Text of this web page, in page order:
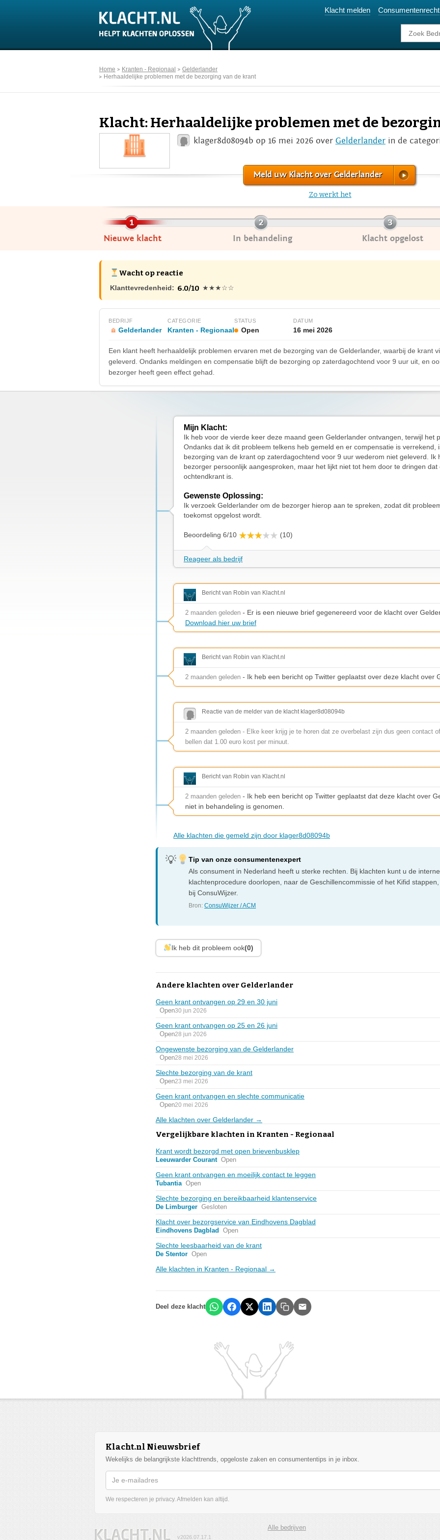
Klacht melden Consumentenrecht
Home Kranten - Regionaal
Gelderlander
Herhaaldelijke problemen met de bezorging van de krant
Klacht: Herhaaldelijke problemen met de
klager8d08094b op 16 mei 2026 over Gelderlander in de
Meld uw Klacht over Gelderlander
Zo werkt het
Nieuwe klacht In behandeling Klacht opgelost
Wacht op reactie
Klanttevredenheid: 6.0/10 ★★★☆☆
BEDRIJF
Gelderlander
CATEGORIE
Kranten - Regionaal
STATUS
Open
DATUM
16 mei 2026
Een klant heeft herhaaldelijk problemen ervaren met de bezorging van de Gelderlander, waarbij de krant
geleverd. Ondanks meldingen en compensatie blijft de bezorging op zaterdagochtend voor 9 uur uit, en
bezorger heeft geen effect gehad.
Mijn Klacht:
Ik heb voor de vierde keer deze maand geen Gelderlander ontvangen, terwijl het
Ondanks dat ik dit probleem telkens heb gemeld en er compensatie is verrekend,
bezorging van de krant op zaterdagochtend voor 9 uur wederom niet geleverd. Ik
bezorger persoonlijk aangesproken, maar het lijkt niet tot hem door te dringen dat
ochtendkrant is.
Gewenste Oplossing:
Ik verzoek Gelderlander om de bezorger hierop aan te spreken, zodat dit
toekomst opgelost wordt.
Beoordeling 6/10 (10)
Reageer als bedrijf
Bericht van Robin van Klacht.nl
2 maanden geleden - Er is een nieuwe brief gegenereerd voor de klacht over
Download hier uw brief
Bericht van Robin van Klacht.nl
2 maanden geleden - Ik heb een bericht op Twitter geplaatst over deze klacht over
Reactie van de melder van de klacht klager8d08094b
2 maanden geleden - Elke keer krijg je te horen dat ze overbelast zijn dus geen contact
bellen dat 1.00 euro kost per minuut.
Bericht van Robin van Klacht.nl
2 maanden geleden - Ik heb een bericht op Twitter geplaatst dat deze klacht over
niet in behandeling is genomen.
Alle klachten die gemeld zijn door klager8d08094b
Tip van onze consumentenexpert
Als consument in Nederland heeft u sterke rechten. Bij klachten kunt u de interne
klachtenprocedure doorlopen, naar de Geschillencommissie of het Kifid
bij ConsuWijzer.
Bron:ConsuWijzer / ACM
Ik heb dit probleem ook(0)
Andere klachten over Gelderlander
Geen krant ontvangen op 29 en 30 juni
Open30 jun 2026
Geen krant ontvangen op 25 en 26 juni
Open28 jun 2026
Ongewenste bezorging van de Gelderlander
Open28 mei 2026
Slechte bezorging van de krant
Open23 mei 2026
Geen krant ontvangen en slechte communicatie
Open20 mei 2026
Alle klachten over Gelderlander →
Vergelijkbare klachten in Kranten - Regionaal
Krant wordt bezorgd met open brievenbusklep
Leeuwarder Courant Open
Geen krant ontvangen en moeilijk contact te leggen
Tubantia Open
Slechte bezorging en bereikbaarheid klantenservice
De Limburger Gesloten
Klacht over bezorgservice van Eindhovens Dagblad
Eindhovens Dagblad Open
Slechte leesbaarheid van de krant
De Stentor Open
Alle klachten in Kranten - Regionaal →
Deel deze klacht
Klacht.nl Nieuwsbrief
Wekelijks de belangrijkste klachttrends, opgeloste zaken en consumententips in je inbox.
We respecteren je privacy. Afmelden kan altijd.
Alle bedrijven
v2026.07.17.1